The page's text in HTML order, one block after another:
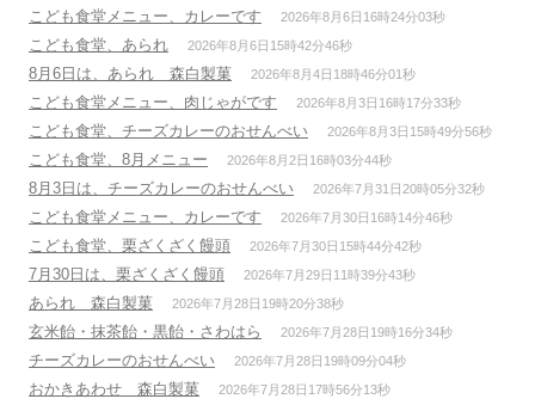
ョ
ン
こども食堂メニュー、カレーです 2026年8月6日16時24分03秒
こども食堂、あられ 2026年8月6日15時42分46秒
8月6日は、あられ 森白製菓 2026年8月4日18時46分01秒
こども食堂メニュー、肉じゃがです 2026年8月3日16時17分33秒
こども食堂、チーズカレーのおせんべい 2026年8月3日15時49分56秒
こども食堂、8月メニュー 2026年8月2日16時03分44秒
8月3日は、チーズカレーのおせんべい 2026年7月31日20時05分32秒
こども食堂メニュー、カレーです 2026年7月30日16時14分46秒
こども食堂、栗ざくざく饅頭 2026年7月30日15時44分42秒
7月30日は、栗ざくざく饅頭 2026年7月29日11時39分43秒
あられ 森白製菓 2026年7月28日19時20分38秒
玄米飴・抹茶飴・黒飴・さわはら 2026年7月28日19時16分34秒
チーズカレーのおせんべい 2026年7月28日19時09分04秒
おかきあわせ 森白製菓 2026年7月28日17時56分13秒